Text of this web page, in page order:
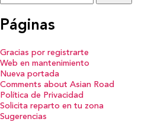
Páginas
Gracias por registrarte
Web en mantenimiento
Nueva portada
Comments about Asian Road
Política de Privacidad
Solicita reparto en tu zona
Sugerencias